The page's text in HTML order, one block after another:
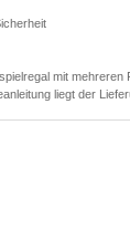
mit
liegt der